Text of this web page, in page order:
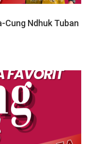
Cung Ndhuk Tuban